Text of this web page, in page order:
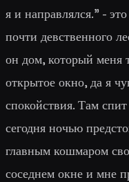
я и направлялся." -
почти девственного
он дом, который меня
открытое окно, да я
спокойствия. Там
сегодня ночью
главным кошмаром
соседнем окне и мне